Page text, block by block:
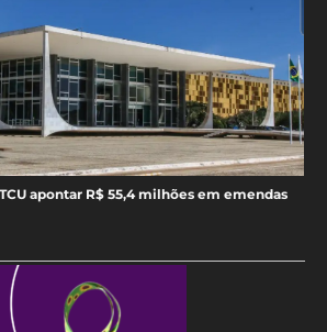
apontar R$ 55,4 milhões em emendas